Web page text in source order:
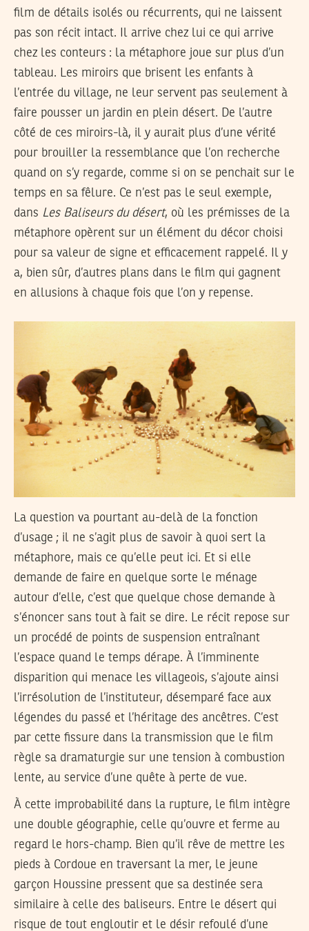
film de détails isolés ou récurrents, qui ne laissent
pas son récit intact. Il arrive chez lui ce qui arrive
chez les conteurs : la métaphore joue sur plus d’un
tableau. Les miroirs que brisent les enfants à
l’entrée du village, ne leur servent pas seulement à
faire pousser un jardin en plein désert. De l’autre
côté de ces miroirs-là, il y aurait plus d’une vérité
pour brouiller la ressemblance que l’on recherche
quand on s’y regarde, comme si on se penchait sur le
temps en sa fêlure. Ce n’est pas le seul exemple,
dans Les Baliseurs du désert, où les prémisses de la
métaphore opèrent sur un élément du décor choisi
pour sa valeur de signe et efficacement rappelé. Il y
a, bien sûr, d’autres plans dans le film qui gagnent
en allusions à chaque fois que l’on y repense.
La question va pourtant au-delà de la fonction
d’usage ; il ne s’agit plus de savoir à quoi sert la
métaphore, mais ce qu’elle peut ici. Et si elle
demande de faire en quelque sorte le ménage
autour d’elle, c’est que quelque chose demande à
s’énoncer sans tout à fait se dire. Le récit repose sur
un procédé de points de suspension entraînant
l’espace quand le temps dérape. À l’imminente
disparition qui menace les villageois, s’ajoute ainsi
l’irrésolution de l’instituteur, désemparé face aux
légendes du passé et l’héritage des ancêtres. C’est
par cette fissure dans la transmission que le film
règle sa dramaturgie sur une tension à combustion
lente, au service d’une quête à perte de vue.
À cette improbabilité dans la rupture, le film intègre
une double géographie, celle qu’ouvre et ferme au
regard le hors-champ. Bien qu’il rêve de mettre les
pieds à Cordoue en traversant la mer, le jeune
garçon Houssine pressent que sa destinée sera
similaire à celle des baliseurs. Entre le désert qui
risque de tout engloutir et le désir refoulé d’une